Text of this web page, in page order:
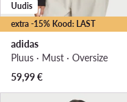
extra -15% Kood: LAST
Uudis
adidas
Pluus · Must · Oversize
59,99€